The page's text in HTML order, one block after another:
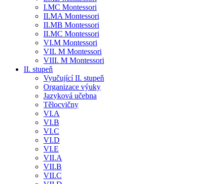
I.MC Montessori
II.MA Montessori
II.MB Montessori
II.MC Montessori
VI.M Montessori
VII. M Montessori
VIII. M Montessori
II. stupeň
Vyučující II. stupeň
Organizace výuky
Jazyková učebna
Tělocvičny
VI.A
VI.B
VI.C
VI.D
VI.E
VII.A
VII.B
VII.C